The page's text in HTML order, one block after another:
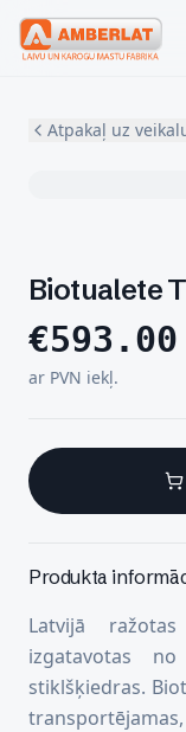
Atpakaļ uz
Biotualete
€593.00
ar PVN iekļ.
Produkta
Latvijā
izgatavotas
stiklšķiedras.